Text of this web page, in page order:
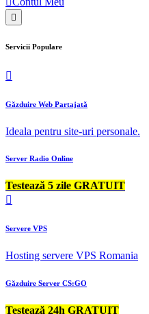
Servicii Populare
Găzduire Web Partajată
Ideala pentru site-uri personale.
Server Radio Online
Testează 5 zile GRATUIT
Servere VPS
Hosting servere VPS Romania
Găzduire Server CS:GO
Testează 24h GRATUIT